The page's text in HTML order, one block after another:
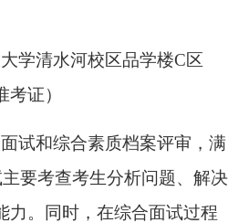
学清水河校区品学楼C区
考证）
试和综合素质档案评审，满
要考查考生分析问题、解决
力。同时，在综合面试过程